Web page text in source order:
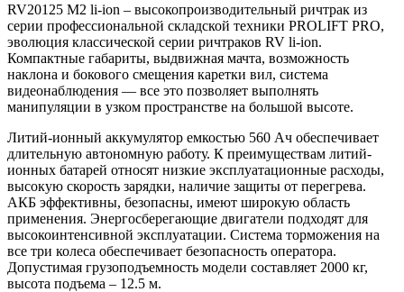
RV20125 M2 li-ion – высокопроизводительный ричтрак из
серии профессиональной складской техники PROLIFT PRO,
эволюция классической серии ричтраков RV li-ion.
Компактные габариты, выдвижная мачта, возможность
наклона и бокового смещения каретки вил, система
видеонаблюдения — все это позволяет выполнять
манипуляции в узком пространстве на большой высоте.
Литий-ионный аккумулятор емкостью 560 Ач обеспечивает
длительную автономную работу. К преимуществам литий-
ионных батарей относят низкие эксплуатационные расходы,
высокую скорость зарядки, наличие защиты от перегрева.
АКБ эффективны, безопасны, имеют широкую область
применения. Энергосберегающие двигатели подходят для
высокоинтенсивной эксплуатации. Система торможения на
все три колеса обеспечивает безопасность оператора.
Допустимая грузоподъемность модели составляет 2000 кг,
высота подъема – 12.5 м.